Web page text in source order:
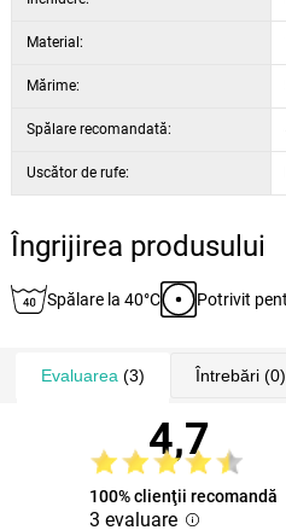
Material:
Mărime:
Spălare recomandată:
Uscător de rufe:
Îngrijirea produsului
Spălare la 40°C Potrivit
Evaluarea (3) Întrebări(0)
4,7
100% clienţii recomandă
3 evaluare